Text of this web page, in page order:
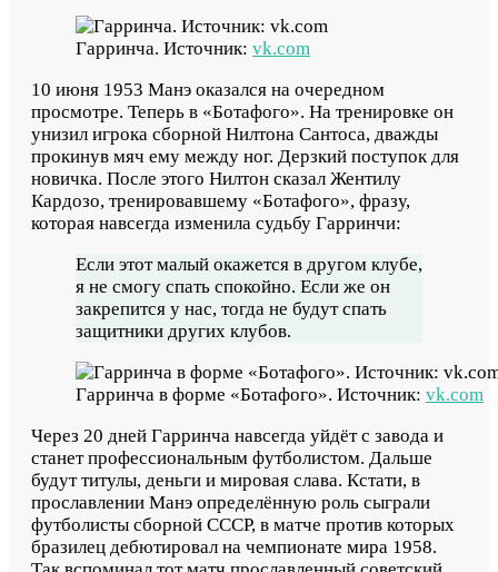
Гарринча. Источник: vk.com
10 июня 1953 Манэ оказался на очередном
просмотре. Теперь в «Ботафого». На тренировке он
унизил игрока сборной Нилтона Сантоса, дважды
прокинув мяч ему между ног. Дерзкий поступок для
новичка. После этого Нилтон сказал Жентилу
Кардозо, тренировавшему «Ботафого», фразу,
которая навсегда изменила судьбу Гарринчи:
Если этот малый окажется в другом клубе,
я не смогу спать спокойно. Если же он
закрепится у нас, тогда не будут спать
защитники других клубов.
Гарринча в форме «Ботафого». Источник: vk.com
Через 20 дней Гарринча навсегда уйдёт с завода и
станет профессиональным футболистом. Дальше
будут титулы, деньги и мировая слава. Кстати, в
прославлении Манэ определённую роль сыграли
футболисты сборной СССР, в матче против которых
бразилец дебютировал на чемпионате мира 1958.